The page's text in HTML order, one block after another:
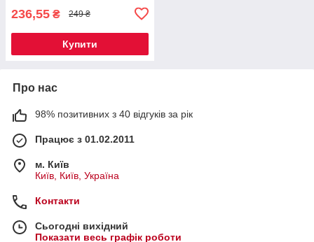
236,55 ₴ 249 ₴
Купити
Про нас
98% позитивних з 40 відгуків за рік
Працює з 01.02.2011
м. Київ
Київ, Київ, Україна
Контакти
Сьогодні вихідний
Показати весь графік роботи